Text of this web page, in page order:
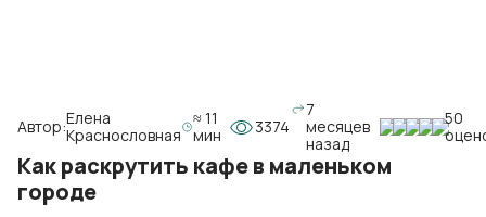
Автор:Елена
Краснословная
≈ 11
мин
3374
7
месяцев
назад
50
Как раскрутить кафе в маленьком
городе